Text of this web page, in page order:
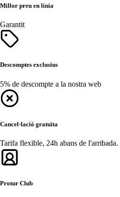
Millor preu en línia
Garantit
Descomptes exclusius
5% de descompte a la nostra web
Cancel·lació gratuïta
Tarifa flexible, 24h abans de l'arribada.
Protur Club